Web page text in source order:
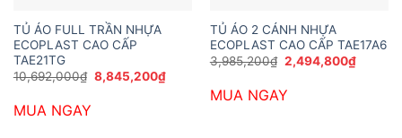
TỦ ÁO FULL TRẦN NHỰA
ECOPLAST CAO CẤP
TAE21TG
10,692,000₫ Giá
gốc
8,845,200₫Giá
hiện
MUA NGAY
TỦ ÁO 2 CÁNH NHỰA
ECOPLAST CAO CẤP TAE17A6
3,985,200₫ Giá
gốc
3,985,200₫.
2,494,800₫Giá
hiện
MUA NGAY